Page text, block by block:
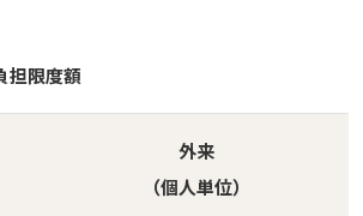
担限度額
外来
（個人単位）